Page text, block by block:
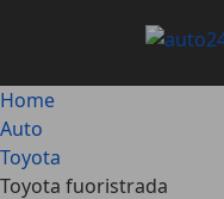
principale
Home
Auto
Toyota
Toyota fuoristrada